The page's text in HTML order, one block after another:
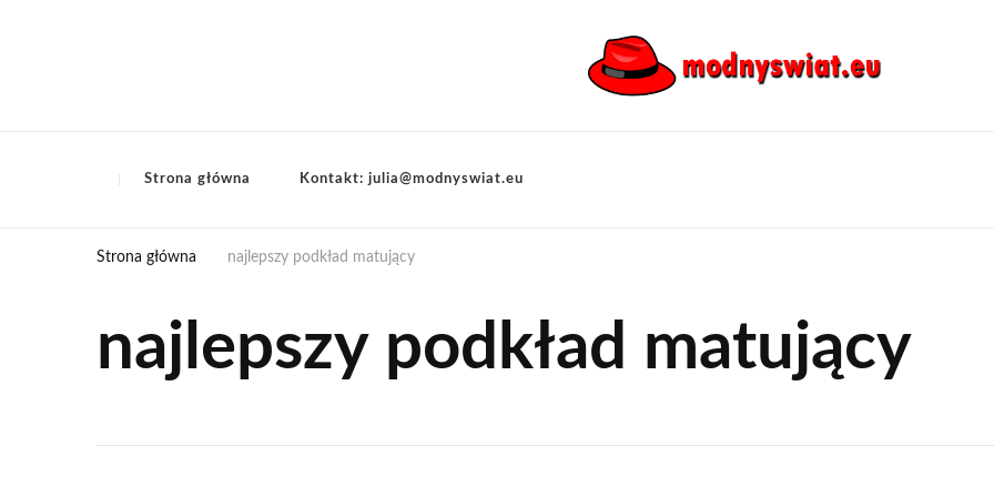
Strona główna Kontakt: julia@modnyswiat.eu
Strona główna najlepszy podkład matujący
najlepszy podkład matujący